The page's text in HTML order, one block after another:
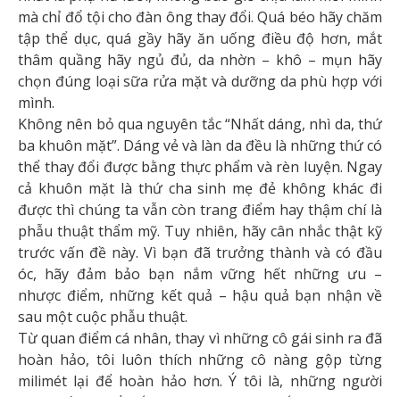
mà chỉ đổ tội cho đàn ông thay đổi. Quá béo hãy chăm
tập thể dục, quá gầy hãy ăn uống điều độ hơn, mắt
thâm quầng hãy ngủ đủ, da nhờn – khô – mụn hãy
chọn đúng loại sữa rửa mặt và dưỡng da phù hợp với
mình.
Không nên bỏ qua nguyên tắc “Nhất dáng, nhì da, thứ
ba khuôn mặt”. Dáng vẻ và làn da đều là những thứ có
thể thay đổi được bằng thực phẩm và rèn luyện. Ngay
cả khuôn mặt là thứ cha sinh mẹ đẻ không khác đi
được thì chúng ta vẫn còn trang điểm hay thậm chí là
phẫu thuật thẩm mỹ. Tuy nhiên, hãy cân nhắc thật kỹ
trước vấn đề này. Vì bạn đã trưởng thành và có đầu
óc, hãy đảm bảo bạn nắm vững hết những ưu –
nhược điểm, những kết quả – hậu quả bạn nhận về
sau một cuộc phẫu thuật.
Từ quan điểm cá nhân, thay vì những cô gái sinh ra đã
hoàn hảo, tôi luôn thích những cô nàng gộp từng
milimét lại để hoàn hảo hơn. Ý tôi là, những người